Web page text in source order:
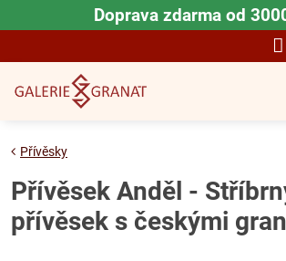
Doprava zdarma od
Přívěsky
Přívěsek Anděl -
přívěsek s českými